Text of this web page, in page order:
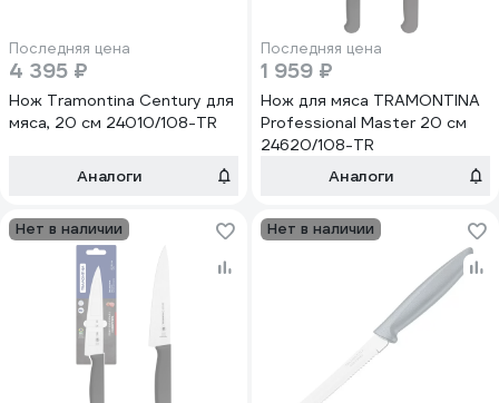
Последняя цена
4 395 ₽
Нож Tramontina Century для
мяса, 20 см 24010/108-TR
Аналоги
Последняя цена
1 959 ₽
Нож для мяса TRAMONTINA
Professional Master 20 см
24620/108-TR
Аналоги
Нет в наличии Нет в наличии